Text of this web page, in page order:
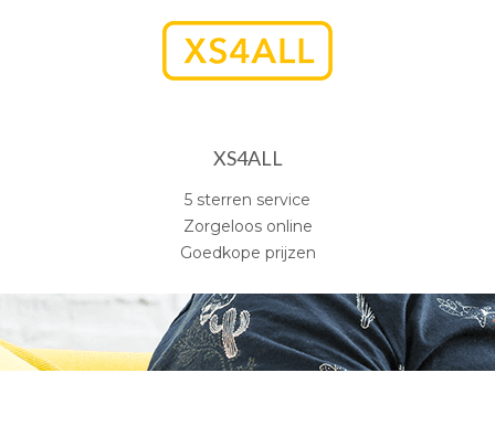
XS4ALL
5 sterren service
Zorgeloos online
Goedkope prijzen